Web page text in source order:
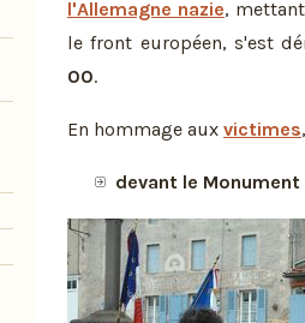
l'Allemagne nazie,
le front européen, s'est
00.
En hommage aux victimes
devant le